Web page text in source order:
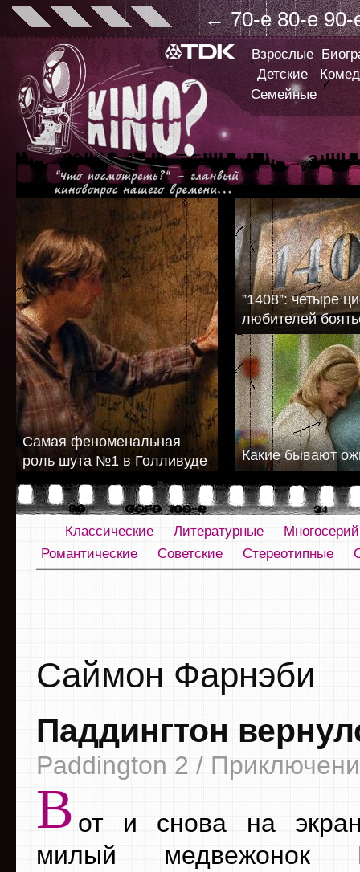
← 70-е 80-е 90-
Взрослые
Детские
Семейные
Cамая феноменальная
роль шута №1 в Голливуде
”1408”: четыре
любителей
Какие бывают
Классические Литературные
Романтические
Советские Стереотипные
Саймон Фарнэби
Паддингтон
Paddington 2 /
В от и снова на
милый медвежонок